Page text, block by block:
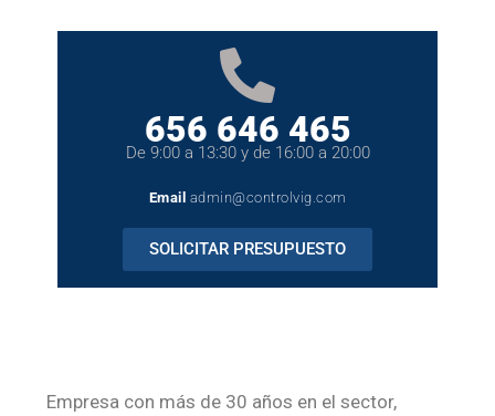
656 646 465
De 9:00 a 13:30 y de 16:00 a 20:00
Email admin@controlvig.com
SOLICITAR PRESUPUESTO
Empresa con más de 30 años en el sector,